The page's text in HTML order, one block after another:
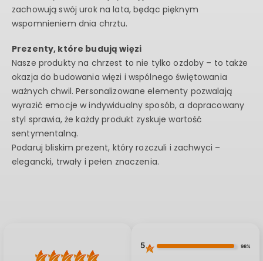
zachowują swój urok na lata, będąc pięknym
wspomnieniem dnia chrztu.
Prezenty, które budują więzi
Nasze produkty na chrzest to nie tylko ozdoby – to także
okazja do budowania więzi i wspólnego świętowania
ważnych chwil. Personalizowane elementy pozwalają
wyrazić emocje w indywidualny sposób, a dopracowany
styl sprawia, że każdy produkt zyskuje wartość
sentymentalną.
Podaruj bliskim prezent, który rozczuli i zachwyci –
elegancki, trwały i pełen znaczenia.
5 98%